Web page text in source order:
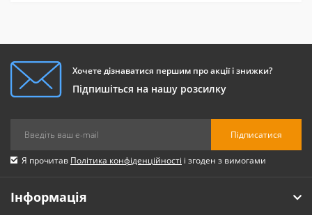
Хочете дізнаватися першим про акції і знижки?
Підпишіться на нашу розсилку
Підписатися
Я прочитав Політика конфіденційності і згоден з вимогами
Інформація